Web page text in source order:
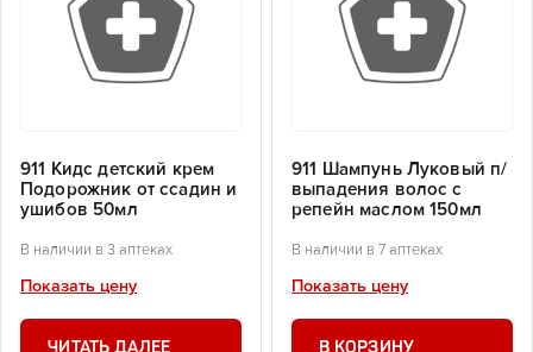
911 Кидс детский крем
Подорожник от ссадин и
ушибов 50мл
В наличии в 3 аптеках
Показать цену
ЧИТАТЬ ДАЛЕЕ
911 Шампунь Луковый п/
выпадения волос с
репейн маслом 150мл
В наличии в 7 аптеках
Показать цену
В КОРЗИНУ